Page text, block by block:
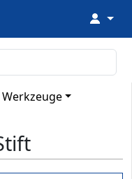
↓
Werkzeuge